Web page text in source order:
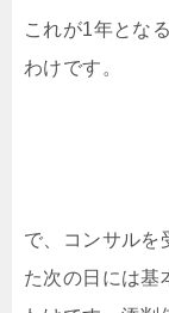
これが1年とな
わけです。
で、コンサルを
た次の日には基